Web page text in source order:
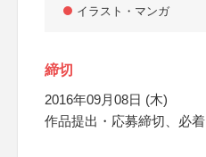
イラスト・マンガ
締切
2016年09月08日 (木)
作品提出・応募締切、必着